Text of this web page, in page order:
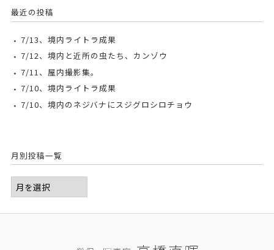
最近の投稿
7/13、境内ライトラ成果
7/12、境内と近所の虫たち、カンゾウ
7/11、屋内撮影集。
7/10、境内ライトラ成果
7/10、境内のネジバナにスジグロシロチョウ
月別投稿一覧